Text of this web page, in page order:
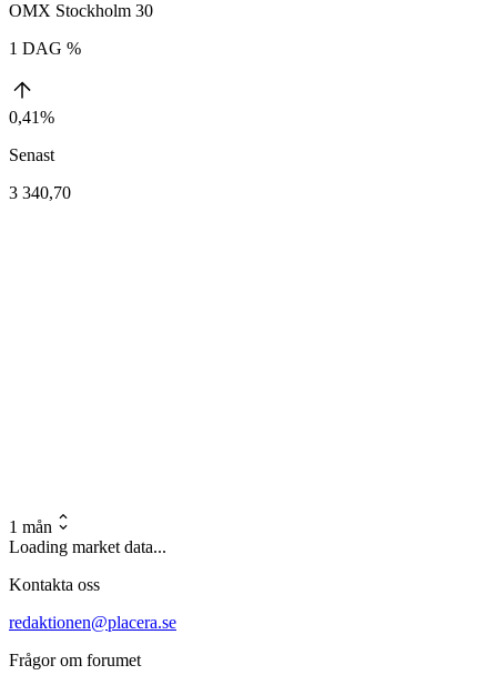
OMX Stockholm 30
1 DAG %
0,41%
Senast
3 340,70
1 mån
Loading market data...
Kontakta oss
redaktionen@placera.se
Frågor om forumet